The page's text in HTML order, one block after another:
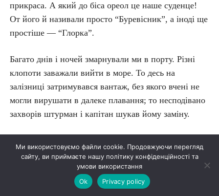
прикраса. А який до біса ореол це наше суденце!
От його й називали просто “Буревісник”, а іноді ще
простіше — “Глорка”.
Багато днів і ночей змарнували ми в порту. Різні
клопоти заважали вийти в море. То десь на
залізниці затримувався вантаж, без якого вчені не
могли вирушати в далеке плавання; то несподівано
захворів штурман і капітан шукав йому заміну.
Простуючи причалом, коло якого зупинився
“Буревісник”, портовики глузливо говорили:
Ми використовуємо файли cookie. Продовжуючи перегляд
сайту, ви приймаєте нашу політику конфіденційності та
умови використання
Ok
Privacy policy